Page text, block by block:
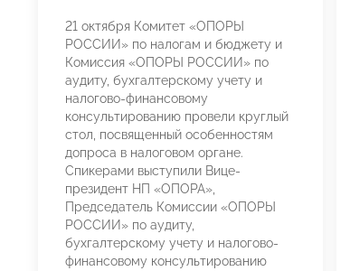
21 октября Комитет «ОПОРЫ
РОССИИ» по налогам и бюджету и
Комиссия «ОПОРЫ РОССИИ» по
аудиту, бухгалтерскому учету и
налогово-финансовому
консультированию провели круглый
стол, посвященный особенностям
допроса в налоговом органе.
Спикерами выступили Вице-
президент НП «ОПОРА»,
Председатель Комиссии «ОПОРЫ
РОССИИ» по аудиту,
бухгалтерскому учету и налогово-
финансовому консультированию